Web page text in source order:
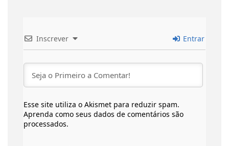
Inscrever Entrar
Esse site utiliza o Akismet para reduzir spam.
Aprenda como seus dados de comentários são
processados.